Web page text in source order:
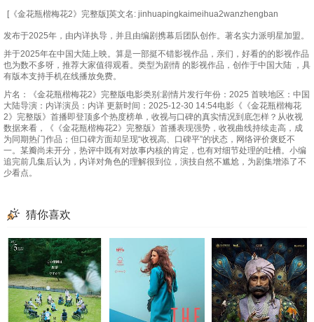
[《金花瓶楷梅花2》完整版]英文名: jinhuapingkaimeihua2wanzhengban
发布于2025年，由内详执导，并且由编剧携幕后团队创作。著名实力派明星加盟。
并于2025年在中国大陆上映。算是一部挺不错影视作品，亲们，好看的的影视作品
也为数不多呀，推荐大家值得观看。类型为剧情 的影视作品，创作于中国大陆 ，具
有版本支持手机在线播放免费。
片名：《金花瓶楷梅花2》完整版电影类别:剧情片发行年份：2025 首映地区：中国
大陆导演：内详演员：内详 更新时间：2025-12-30 14:54电影《《金花瓶楷梅花
2》完整版》首播即登顶多个热度榜单，收视与口碑的真实情况到底怎样？从收视
数据来看，《《金花瓶楷梅花2》完整版》首播表现强势，收视曲线持续走高，成
为同期热门作品；但口碑方面却呈现“收视高、口碑平”的状态，网络评价褒贬不
一。某瓣尚未开分，热评中既有对故事内核的肯定，也有对细节处理的吐槽。小编
追完前几集后认为，内详对角色的理解很到位，演技自然不尴尬，为剧集增添了不
少看点。
猜你喜欢